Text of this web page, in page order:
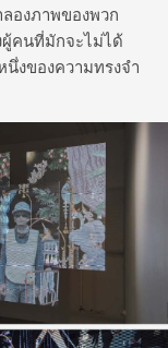
องภาพของพวก
ผู้คนที่มักจะไม่ได้
นึ่งของความทรงจำ